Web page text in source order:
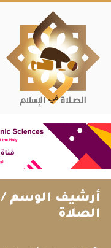
أرشيف الوسم /
الصلاة